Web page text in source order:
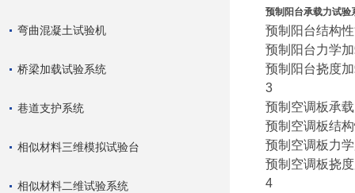
弯曲混凝土试验机
桥梁加载试验系统
巷道支护系统
相似材料三维模拟试验台
相似材料二维试验系统
预制阳台承载力试验
预制阳台结构
预制阳台力学
预制阳台挠度
3
预制空调板承
预制空调板结
预制空调板力
预制空调板挠
4